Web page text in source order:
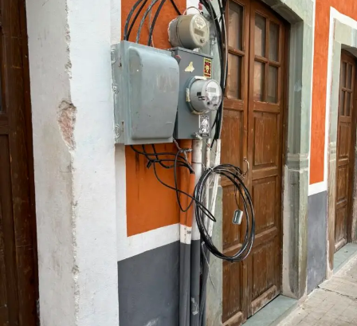
Rectoría General. Como parte de la ceremonia también
se impartió la conferencia “Jubilación, un cambio de
vida, no un final”, reforzando el mensaje de que el retiro
laboral representa una oportunidad para emprender
nuevos proyectos, mientras el legado de quienes
dedicaron décadas a la educación universitaria
permanece en las generaciones presentes y futuras.